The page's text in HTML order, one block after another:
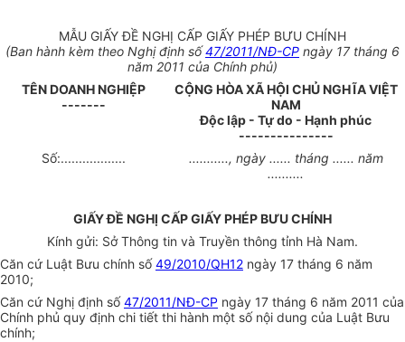
MẪU GIẤY ĐỀ NGHỊ CẤP GIẤY PHÉP BƯU CHÍNH
(Ban hành kèm theo Nghị định số47/2011/NĐ-CP ngày 17 tháng 6
năm 2011 của Chính phủ)
TÊN DOANH NGHIỆP
-------
CỘNG HÒA XÃ HỘI CHỦ NGHĨA VIỆT
NAM
Độc lập - Tự do - Hạnh phúc
---------------
Số:..................
..........., ngày ...... tháng ...... năm
..........
GIẤY ĐỀ NGHỊ CẤP GIẤY PHÉP BƯU CHÍNH
Kính gửi: Sở Thông tin và Truyền thông tỉnh Hà Nam.
Căn cứ Luật Bưu chính số49/2010/QH12 ngày 17 tháng 6 năm
2010;
Căn cứ Nghị định số47/2011/NĐ-CP ngày 17 tháng 6 năm 2011 của
Chính phủ quy định chi tiết thi hành một số nội dung của Luật Bưu
chính;